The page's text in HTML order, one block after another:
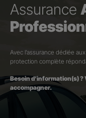
Assurance
Avec l’assurance dédiée
protection complète
Besoin d’information(s) ?
accompagner.